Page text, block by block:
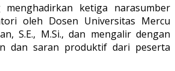
menghadirkan ketiga narasumber
oleh Dosen Universitas Mercu
S.E., M.Si., dan mengalir dengan
dan saran produktif dari peserta